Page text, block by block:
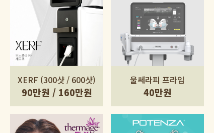
XERF (300샷 / 600샷)
90만원 / 160만원
울쎄라피 프라임
40만원